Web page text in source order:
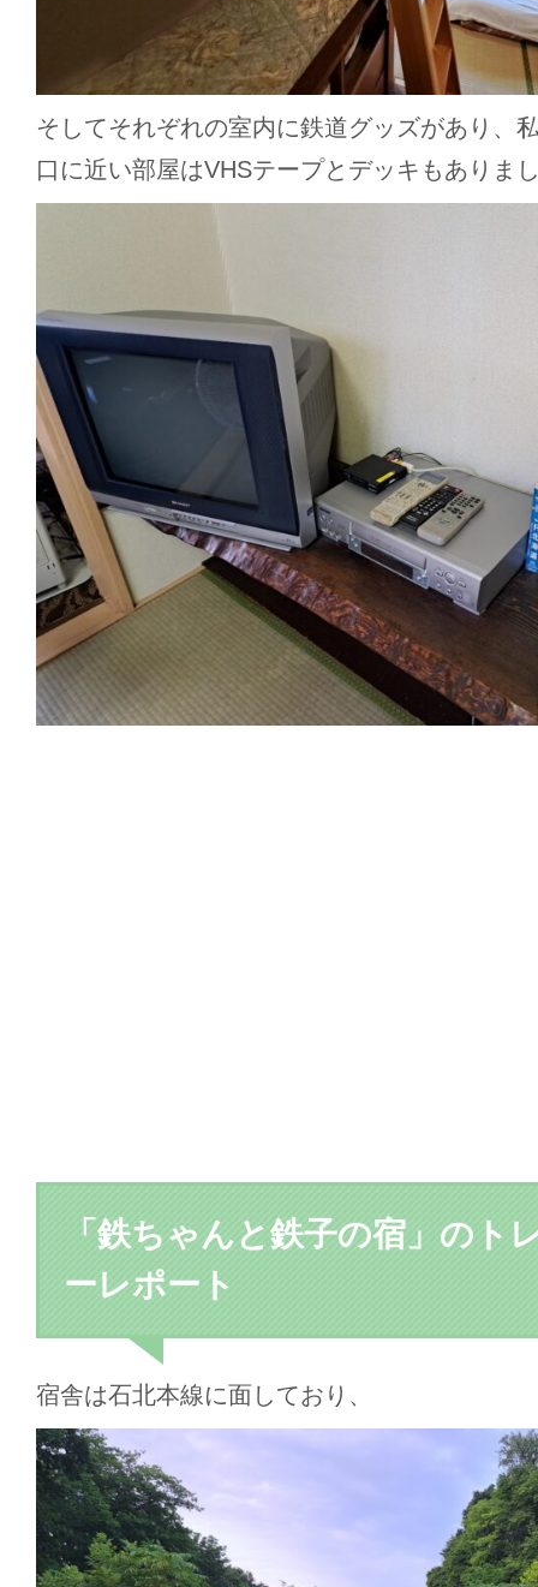
そしてそれぞれの室内に鉄道グッズがあり、
口に近い部屋はVHSテープとデッキもありま
「鉄ちゃんと鉄子の宿」のト
ーレポート
宿舎は石北本線に面しており、